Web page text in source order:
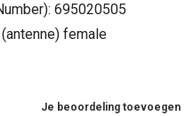
695020505
female
Je beoordeling toevoegen